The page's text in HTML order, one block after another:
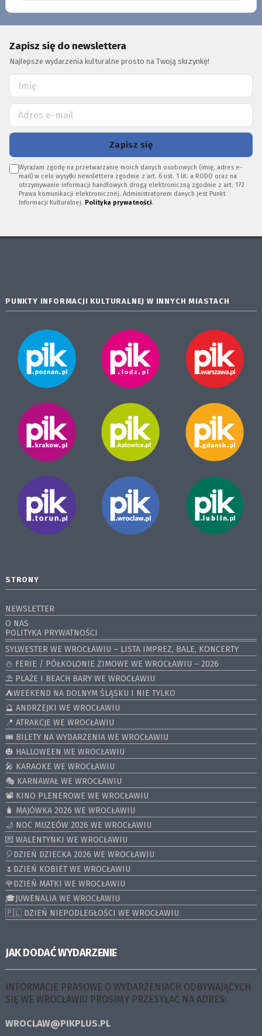
Zapisz się do newslettera
Najlepsze wydarzenia kulturalne prosto na Twoją skrzynkę!
Zapisz się
Wyrażam zgodę na przetwarzanie moich danych osobowych (imię, adres e-
mail) w celu wysyłki newslettera zgodnie z art. 6 ust. 1 lit. a RODO oraz na
otrzymywanie informacji handlowych drogą elektroniczną zgodnie z art. 172
Prawa komunikacji elektronicznej. Administratorem danych jest Punkt
Informacji Kulturalnej. Polityka prywatności.
PUNKTY INFORMACJI KULTURALNEJ W INNYCH MIASTACH
STRONY
NEWSLETTER
O NAS
POLITYKA PRYWATNOŚCI
SYLWESTER WE WROCŁAWIU – LISTA IMPREZ, BALE, KONCERTY
⛄️ FERIE / PÓŁKOLONIE ZIMOWE WE WROCŁAWIU – 2026
⛱️ PLAŻE I BEACH BARY WE WROCŁAWIU
⛺️WEEKEND NA DOLNYM ŚLĄSKU I NIE TYLKO
🔮 ANDRZEJKI WE WROCŁAWIU
📍 ATRAKCJE WE WROCŁAWIU
🎟️ BILETY NA WYDARZENIA WE WROCŁAWIU
🎃 HALLOWEEN WE WROCŁAWIU
🎤 KARAOKE WE WROCŁAWIU
🎭 KARNAWAŁ WE WROCŁAWIU
📽️ KINO PLENEROWE WE WROCŁAWIU
🧳 MAJÓWKA 2026 WE WROCŁAWIU
🌙 NOC MUZEÓW 2026 WE WROCŁAWIU
💌 WALENTYNKI WE WROCŁAWIU
🎈DZIEŃ DZIECKA 2026 WE WROCŁAWIU
🌷DZIEŃ KOBIET WE WROCŁAWIU
🌹DZIEŃ MATKI WE WROCŁAWIU
🎓JUWENALIA WE WROCŁAWIU
🇵🇱 DZIEŃ NIEPODLEGŁOŚCI WE WROCŁAWIU
JAK DODAĆ WYDARZENIE
INFORMACJE PRASOWE O WYDARZENIACH ODBYWAJĄCYCH
SIĘ WE WROCŁAWIU PROSIMY PRZESYŁAĆ NA ADRES:
WROCLAW@PIKPLUS.PL